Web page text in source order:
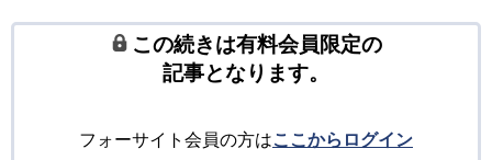
この続きは有料会員限定の
記事となります。
フォーサイト会員の方はここからログイン